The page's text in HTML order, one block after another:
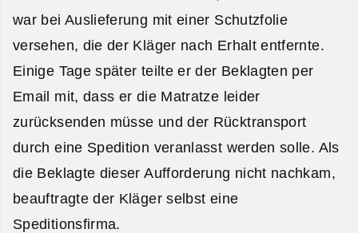
war bei Auslieferung mit einer Schutzfolie
versehen, die der Kläger nach Erhalt entfernte.
Einige Tage später teilte er der Beklagten per
Email mit, dass er die Matratze leider
zurücksenden müsse und der Rücktransport
durch eine Spedition veranlasst werden solle. Als
die Beklagte dieser Aufforderung nicht nachkam,
beauftragte der Kläger selbst eine
Speditionsfirma.